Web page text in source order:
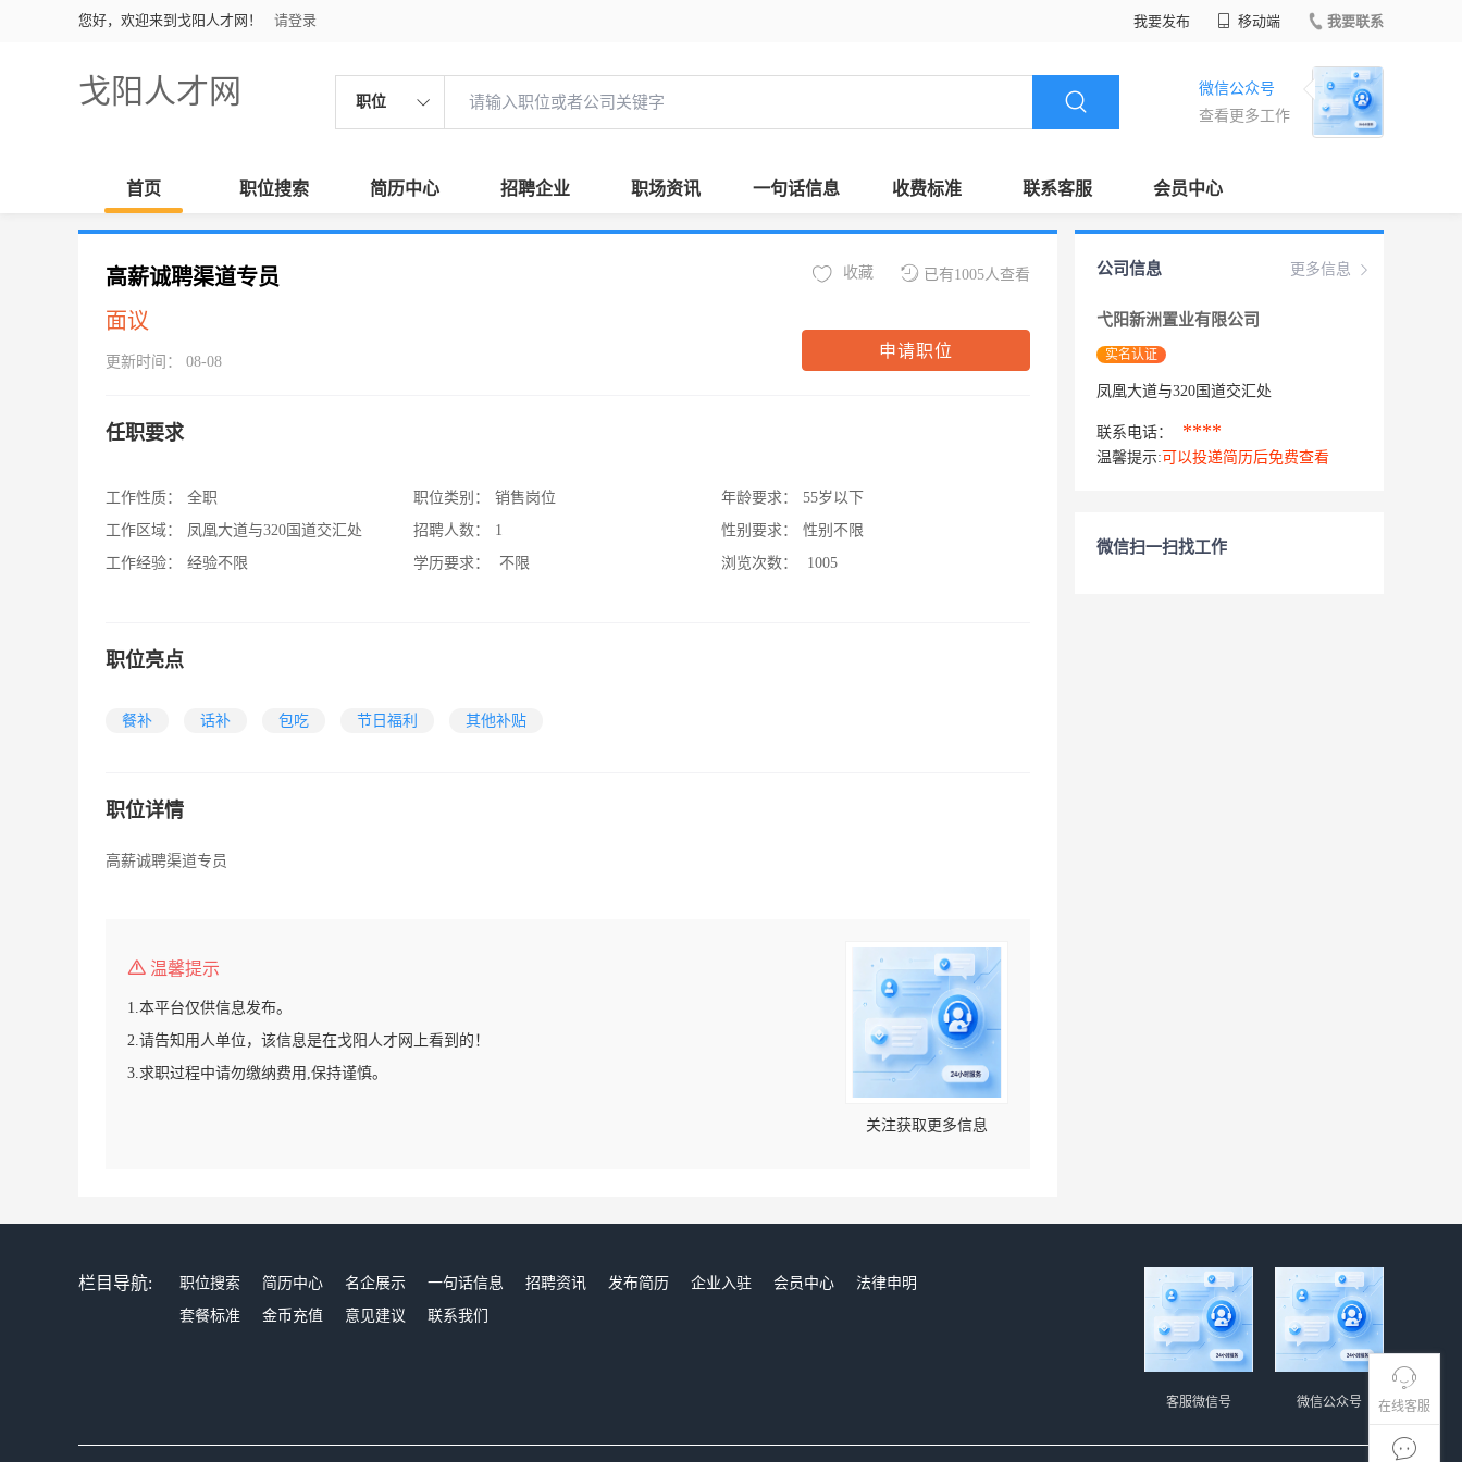
您好，欢迎来到戈阳人才网！ 请登录 我要发布 移动端 我要联系
戈阳人才网 职位
微信公众号
查看更多工作
首页 职位搜索 简历中心 招聘企业 职场资讯 一句话信息 收费标准 联系客服 会员中心
在线客服
高薪诚聘渠道专员
面议
更新时间： 08-08
已有1005人查看
收藏
申请职位
任职要求
工作性质：
全职
工作区域：
凤凰大道与320国道交汇处
工作经验：
经验不限
职位类别：
销售岗位
招聘人数：
1
学历要求：
不限
年龄要求：
55岁以下
性别要求：
性别不限
浏览次数：
1005
职位亮点
餐补 话补 包吃 节日福利 其他补贴
职位详情
高薪诚聘渠道专员
温馨提示
1.本平台仅供信息发布。
2.请告知用人单位，该信息是在戈阳人才网上看到的！
3.求职过程中请勿缴纳费用,保持谨慎。
关注获取更多信息
更多信息
公司信息
弋阳新洲置业有限公司
实名认证
凤凰大道与320国道交汇处
联系电话： ****
温馨提示: 可以投递简历后免费查看
微信扫一扫找工作
栏目导航: 职位搜索 简历中心 名企展示 一句话信息 招聘资讯 发布简历 企业入驻 会员中心
法律申明
套餐标准
金币充值 意见建议 联系我们
微信公众号
客服微信号